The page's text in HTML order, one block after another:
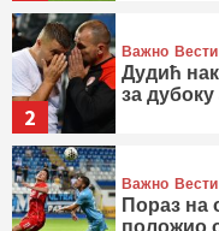
2
Важно Вести
Дудић
за дубоку
Важно Вести
Пораз на
положио